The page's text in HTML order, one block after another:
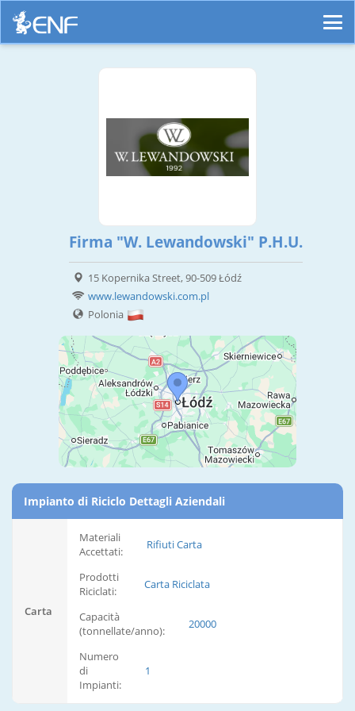
Firma "W. Lewandowski" P.H.U.
15 Kopernika Street, 90-509 Łódź
www.lewandowski.com.pl
Polonia
Impianto di Riciclo Dettagli Aziendali
Carta
Materiali
Accettati:
Rifiuti Carta
Prodotti
Riciclati:
Carta Riciclata
Capacità
(tonnellate/anno):
20000
Numero
di
Impianti:
1